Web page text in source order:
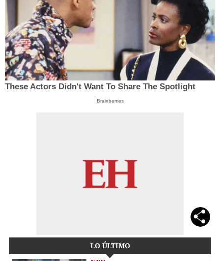
These Actors Didn't Want To Share The Spotlight
Brainberries
LO ÚLTIMO